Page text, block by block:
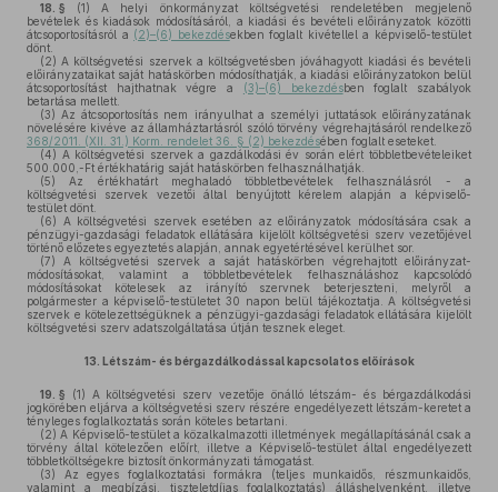
18. § (1) A helyi önkormányzat költségvetési rendeletében megjelenő
bevételek és kiadások módosításáról, a kiadási és bevételi előirányzatok közötti
átcsoportosításról a (2)–(6) bekezdésekben foglalt kivétellel a képviselő-testület
dönt.
(2) A költségvetési szervek a költségvetésben jóváhagyott kiadási és bevételi
előirányzataikat saját hatáskörben módosíthatják, a kiadási előirányzatokon belül
átcsoportosítást hajthatnak végre a (3)–(6) bekezdésben foglalt szabályok
betartása mellett.
(3) Az átcsoportosítás nem irányulhat a személyi juttatások előirányzatának
növelésére kivéve az államháztartásról szóló törvény végrehajtásáról rendelkező
368/2011. (XII. 31.) Korm. rendelet 36. § (2) bekezdésében foglalt eseteket.
(4) A költségvetési szervek a gazdálkodási év során elért többletbevételeiket
500.000,-Ft értékhatárig saját hatáskörben felhasználhatják.
(5) Az értékhatárt meghaladó többletbevételek felhasználásról - a
költségvetési szervek vezetői által benyújtott kérelem alapján a képviselő-
testület dönt.
(6) A költségvetési szervek esetében az előirányzatok módosítására csak a
pénzügyi-gazdasági feladatok ellátására kijelölt költségvetési szerv vezetőjével
történő előzetes egyeztetés alapján, annak egyetértésével kerülhet sor.
(7) A költségvetési szervek a saját hatáskörben végrehajtott előirányzat-
módosításokat, valamint a többletbevételek felhasználáshoz kapcsolódó
módosításokat kötelesek az irányító szervnek beterjeszteni, melyről a
polgármester a képviselő-testületet 30 napon belül tájékoztatja. A költségvetési
szervek e kötelezettségüknek a pénzügyi-gazdasági feladatok ellátására kijelölt
költségvetési szerv adatszolgáltatása útján tesznek eleget.
13. Létszám- és bérgazdálkodással kapcsolatos előírások
19. § (1) A költségvetési szerv vezetője önálló létszám- és bérgazdálkodási
jogkörében eljárva a költségvetési szerv részére engedélyezett létszám-keretet a
tényleges foglalkoztatás során köteles betartani.
(2) A Képviselő-testület a közalkalmazotti illetmények megállapításánál csak a
törvény által kötelezően előírt, illetve a Képviselő-testület által engedélyezett
többletköltségekre biztosít önkormányzati támogatást.
(3) Az egyes foglalkoztatási formákra (teljes munkaidős, részmunkaidős,
valamint a megbízási, tiszteletdíjas foglalkoztatás) álláshelyenként, illetve